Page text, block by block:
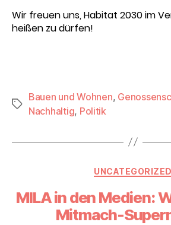
Wir freuen uns, Habitat 2030 im
heißen zu dürfen!
Schlagwörter
Bauen und Wohnen,
Nachhaltig, Politik
UNCATEGORIZED
MILA in den Medien:
Mitmach-